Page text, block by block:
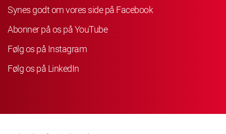
Synes godt om vores side på Facebook
Abonner på os på YouTube
Følg os på Instagram
Følg os på LinkedIn